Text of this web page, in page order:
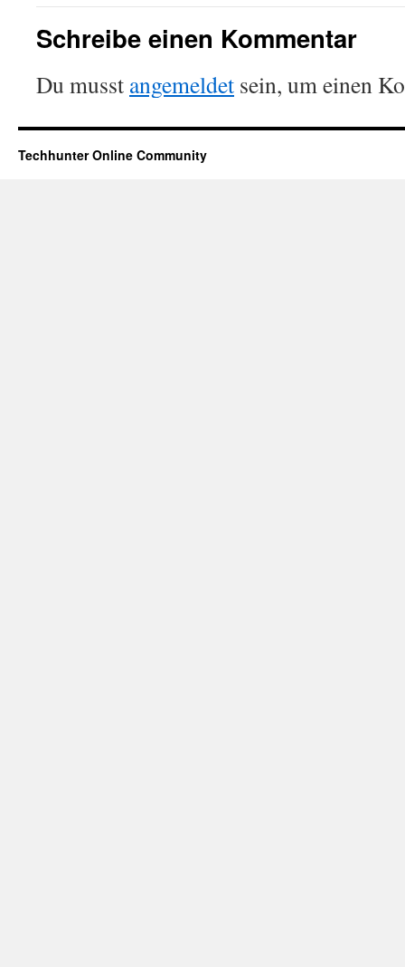
Schreibe einen Kommentar
Du musst angemeldet sein, um einen
Techhunter Online Community